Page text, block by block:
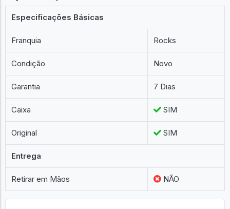
Especificações Básicas
Franquia Rocks
Condição Novo
Garantia 7 Dias
Caixa SIM
Original SIM
Entrega
Retirar em Mãos NÃO